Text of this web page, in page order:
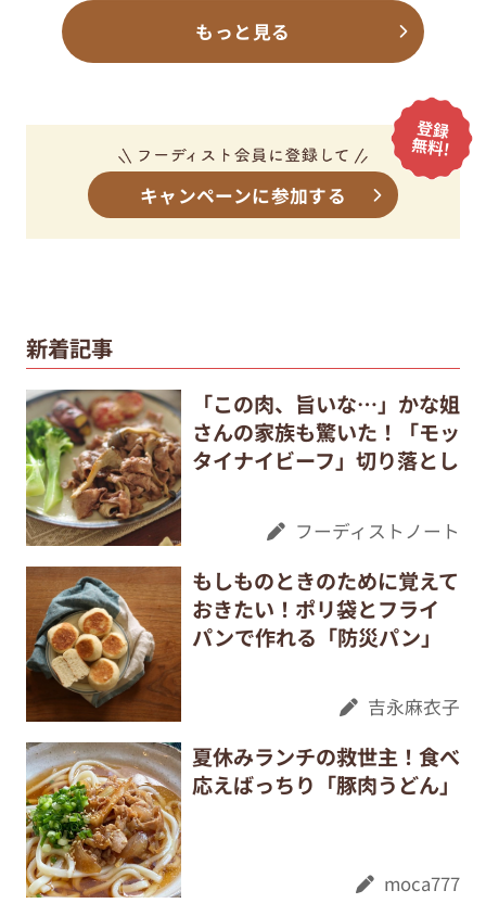
もっと見る
キャンペーンに参加する
新着記事
「この肉、旨いな…」かな姐
さんの家族も驚いた！「モッ
タイナイビーフ」切り落とし
フーディストノート
もしものときのために覚えて
おきたい！ポリ袋とフライ
パンで作れる「防災パン」
吉永麻衣子
夏休みランチの救世主！食べ
応えばっちり「豚肉うどん」
moca777